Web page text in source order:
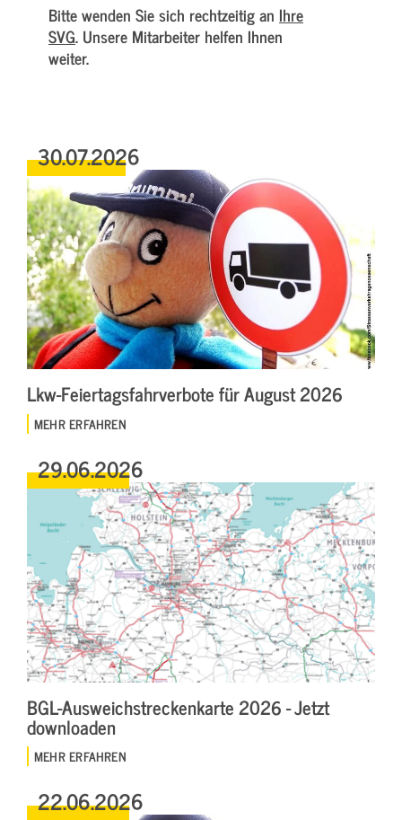
Bitte wenden Sie sich rechtzeitig an Ihre
SVG. Unsere Mitarbeiter helfen Ihnen
weiter.
30.07.2026
Lkw-Feiertagsfahrverbote für August 2026
MEHR ERFAHREN
29.06.2026
BGL-Ausweichstreckenkarte 2026 - Jetzt
downloaden
MEHR ERFAHREN
22.06.2026